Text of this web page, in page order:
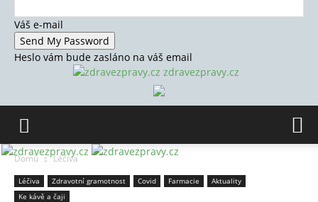
Váš e-mail
Heslo vám bude zasláno na váš email
zdravezpravy.cz
Domů Léčiva
Léčiva Zdravotní gramotnost Covid Farmacie
Aktuality
Ke kávě a čaji